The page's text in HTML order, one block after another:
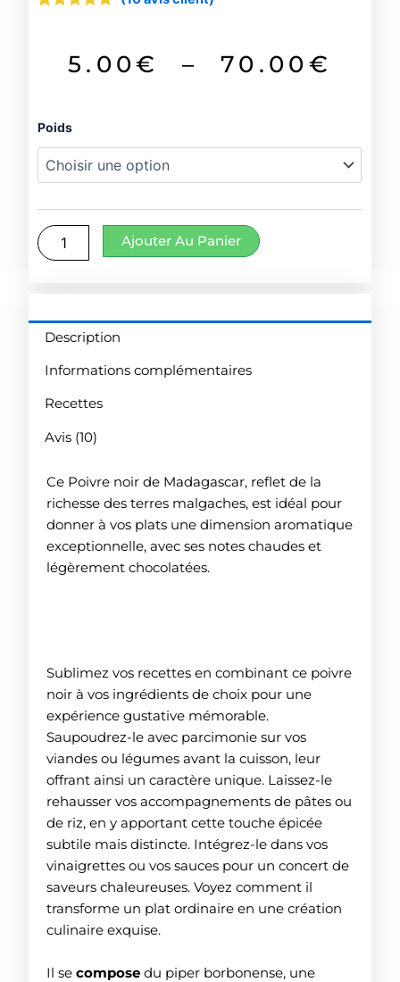
sur
notations
5.00€ – 70.00 €
à
Poids
quantité
Poivre
Voatsiperifery
grains
Ajouter Au Panier
Description
Informations complémentaires
Recettes
Avis (10)
Ce Poivre noir de Madagascar, reflet de la
richesse des terres malgaches, est idéal pour
donner à vos plats une dimension aromatique
exceptionnelle, avec ses notes chaudes et
légèrement chocolatées.
Sublimez vos recettes en combinant ce poivre
noir à vos ingrédients de choix pour une
expérience gustative mémorable.
Saupoudrez-le avec parcimonie sur vos
viandes ou légumes avant la cuisson, leur
offrant ainsi un caractère unique. Laissez-le
rehausser vos accompagnements de pâtes ou
de riz, en y apportant cette touche épicée
subtile mais distincte. Intégrez-le dans vos
vinaigrettes ou vos sauces pour un concert de
saveurs chaleureuses. Voyez comment il
transforme un plat ordinaire en une création
culinaire exquise.
Il secompose du piper borbonense, une